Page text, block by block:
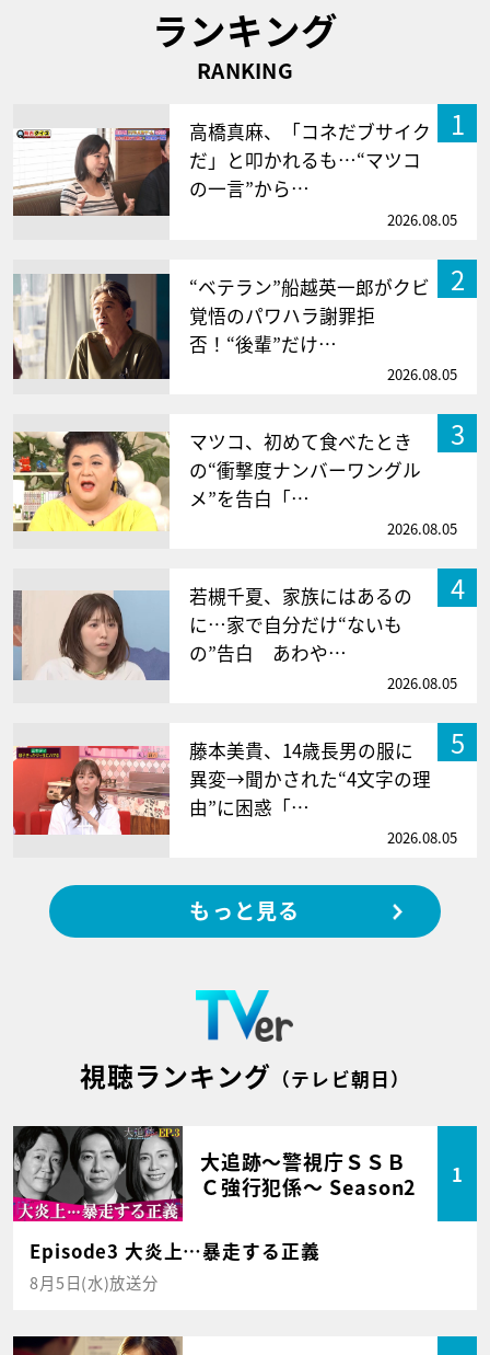
ランキング
RANKING
1
高橋真麻、「コネだブサイク
だ」と叩かれるも…“マツコ
の一言”から…
2026.08.05
2
“ベテラン”船越英一郎がクビ
覚悟のパワハラ謝罪拒
否！“後輩”だけ…
2026.08.05
3
マツコ、初めて食べたとき
の“衝撃度ナンバーワングル
メ”を告白「…
2026.08.05
4
若槻千夏、家族にはあるの
に…家で自分だけ“ないも
の”告白 あわや…
2026.08.05
5
藤本美貴、14歳長男の服に
異変→聞かされた“4文字の理
由”に困惑「…
2026.08.05
もっと見る
視聴ランキング （テレビ朝日）
大追跡～警視庁ＳＳＢ
Ｃ強行犯係～ Season2
1
Episode3 大炎上…暴走する正義
8月5日(水)放送分